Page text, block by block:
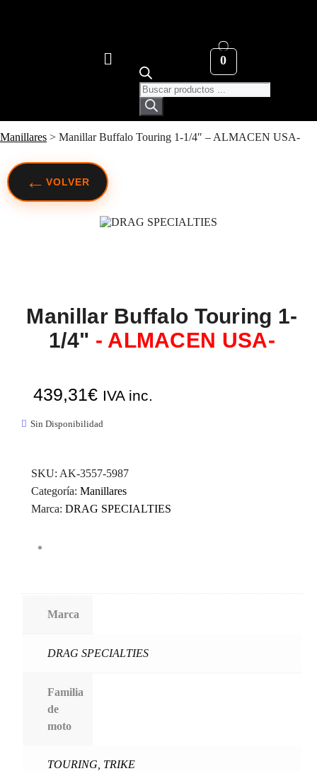
Manillares > Manillar Buffalo Touring 1-1/4″ – ALMACEN USA-
0
← VOLVER
Manillar Buffalo Touring 1-
1/4" - ALMACEN USA-
439,31€ IVA inc.
Sin Disponibilidad
SKU: AK-3557-5987
Categoría: Manillares
Marca: DRAG SPECIALTIES
Marca
DRAG SPECIALTIES
Familia
de
moto
TOURING TRIKE